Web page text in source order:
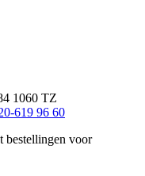
1060 TZ
619 96 60
bestellingen voor